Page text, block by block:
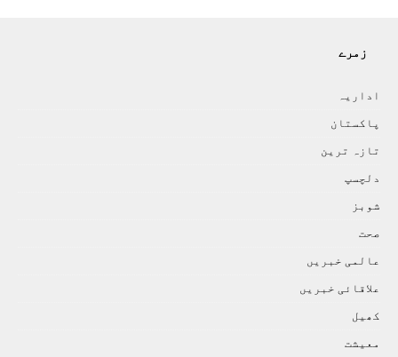
زمرے
اداريہ
پاکستان
تازہ ترين
دلچسپ
شوبز
صحت
عالمی خبريں
علاقائی خبريں
کھيل
معيشت